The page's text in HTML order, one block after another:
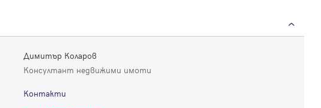
Димитър Коларов
Консултант недвижими имоти
Контакти
Влезте с профила си, за да разгледате повече снимки и да получите
по-подробна информация.